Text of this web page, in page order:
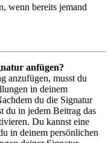
wenn bereits jemand
anfügen?
anzufügen, musst du
in deinem
du die Signatur
du in jedem Beitrag das
Du kannst eine
in deinem persönlichen